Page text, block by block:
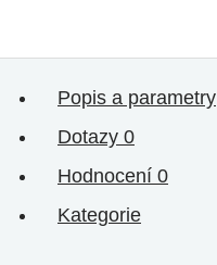
Popis a parametry
Dotazy 0
Hodnocení 0
Kategorie